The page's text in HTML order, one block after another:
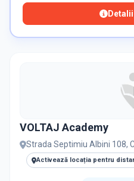
gamificată. Încearcă
VOLTAJ Academy
Strada Septimiu Albini 108,
Activează locația pentru